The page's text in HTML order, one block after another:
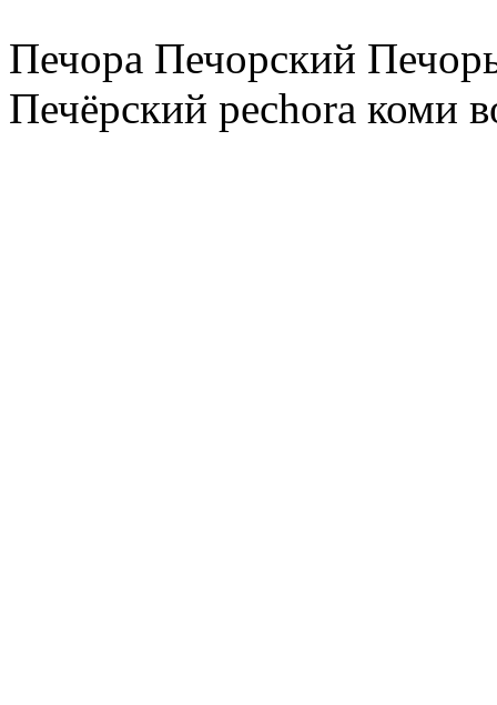
Печора Печорский
Печёрский pechora коми